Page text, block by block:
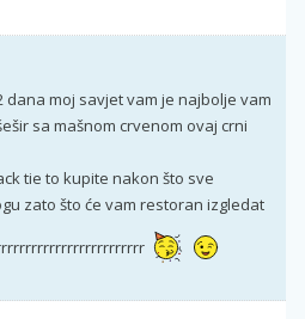
dana moj savjet vam je najbolje vam
sa mašnom crvenom ovaj crni
tie to kupite nakon što sve
zato što će vam restoran izgledat